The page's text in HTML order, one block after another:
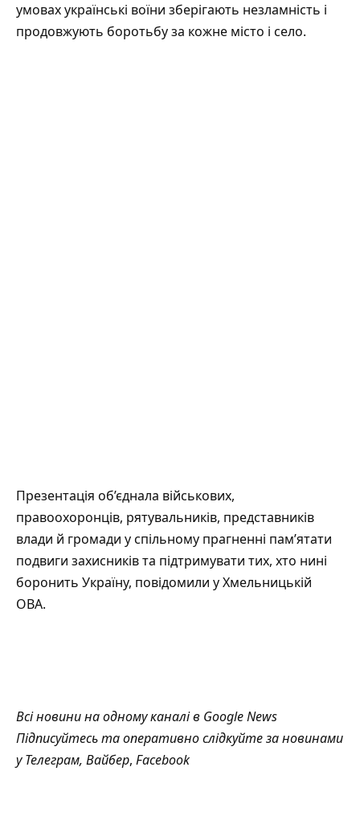
умовах українські воїни зберігають незламність і
продовжують боротьбу за кожне місто і село.
Презентація об’єднала військових,
правоохоронців, рятувальників, представників
влади й громади у спільному прагненні пам’ятати
подвиги захисників та підтримувати тих, хто нині
боронить Україну, повідомили у Хмельницькій
ОВА.
Всі новини на одному каналі в Google News
Підписуйтесь та оперативно слідкуйте за новинами
уТелеграм, Вайбер, Facebook